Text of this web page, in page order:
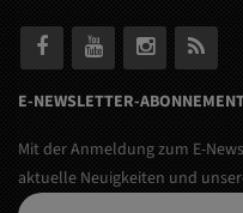
E-NEWSLETTER-
Mit der Anmeldung zum E-
aktuelle Neuigkeiten und